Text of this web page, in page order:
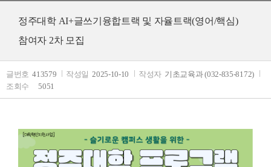
정주대학 AI+글쓰기융합트랙 및 자율트랙(영어/핵심)
참여자 2차 모집
글번호 413579 작성일 2025-10-10 작성자 기초교육과 (032-835-8172)
조회수
5051